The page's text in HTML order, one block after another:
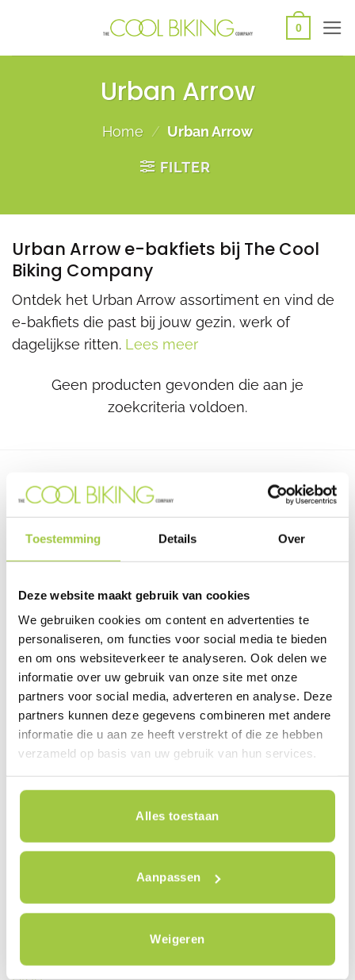
Toestemming Details Over
Deze website maakt gebruik van cookies
We gebruiken cookies om content en advertenties te
personaliseren, om functies voor social media te bieden
en om ons websiteverkeer te analyseren. Ook delen we
informatie over uw gebruik van onze site met onze
partners voor social media, adverteren en analyse. Deze
partners kunnen deze gegevens combineren met andere
informatie die u aan ze heeft verstrekt of die ze hebben
verzameld op basis van uw gebruik van hun services.
Alles toestaan
Aanpassen
Weigeren
inhoud
0
Urban Arrow
Home / Urban Arrow
FILTER
Urban Arrow e-bakfiets bij The Cool
Biking Company
Ontdek het Urban Arrow assortiment en vind de
e-bakfiets die past bij jouw gezin, werk of
dagelijkse ritten. Lees meer
Geen producten gevonden die aan je
zoekcriteria voldoen.
Van Beekstraat 7
1121 ND Landsmeer
+31 (0) 85-7735355
WhatsApp +31 (0)6 53 47 72 28
Elektrische fiets Nederland
Contact